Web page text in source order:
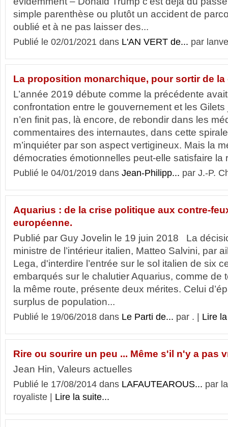
simple parenthèse ou plutôt un accident de
oublié et à ne pas laisser des...
Publié le 02/01/2021 dans L'AN VERT de... par
La proposition monarchique, pour sortir de
L’année 2019 débute comme la précédente
confrontation entre le gouvernement et les
n’en finit pas, là encore, de rebondir dans les
commentaires des internautes, dans cette
m’inquiéter par son aspect vertigineux. Mais la
démocraties émotionnelles peut-elle satisfaire la
Publié le 04/01/2019 dans Jean-Philipp... par J.-P.
Aquarius : de la crise politique aux contre-
européenne.
Publié par Guy Jovelin le 19 juin 2018 La
ministre de l’intérieur italien, Matteo Salvini, par
Lega, d'interdire l’entrée sur le sol italien de six
embarqués sur le chalutier Aquarius, comme de
la même route, présente deux mérites. Celui
surplus de population...
Publié le 19/06/2018 dans Le Parti de... par . | Lire
Rire ou sourire un peu ... Même s'il n'y a pas
Jean Hin, Valeurs actuelles
Publié le 17/08/2014 dans LAFAUTEAROUS... par
royaliste | Lire la suite...